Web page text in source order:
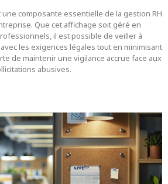
une composante essentielle de la gestion RH
Que cet affichage soit géré en
il est possible de veiller à
les exigences légales tout en minimisant
de maintenir une vigilance accrue face aux
abusives.